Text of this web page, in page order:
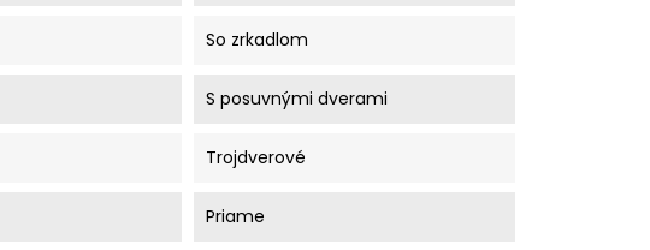
So zrkadlom
S posuvnými dverami
Trojdverové
Priame